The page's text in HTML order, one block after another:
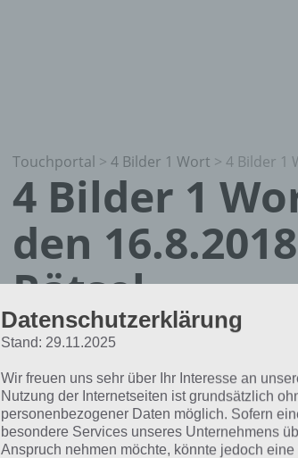
Touchportal > 4 Bilder 1 Wort > 4 Bilder 1
4 Bilder 1
den
Rätsel
Paul Stelzer
App Empfehlung: IQ Test App
Mit zahlreichen Aufgaben zum
JETZT KOSTENLOS HERUNTERLADEN
Datenschutzerklärung
Stand: 29.11.2025
Wir freuen uns sehr über Ihr Interesse an
Nutzung der Internetseiten ist grundsätzlich
personenbezogener Daten möglich. Sofern
besondere Services unseres Unternehmens
Anspruch nehmen möchte, könnte jedoch eine